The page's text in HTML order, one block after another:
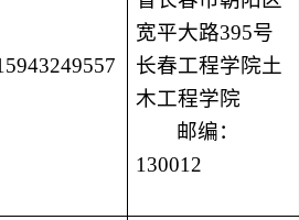
宽平大路395号
长春工程学院土
木工程学院
邮编：
130012